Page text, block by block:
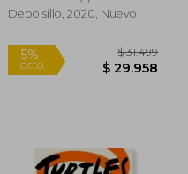
Debolsillo, 2020, Nuevo